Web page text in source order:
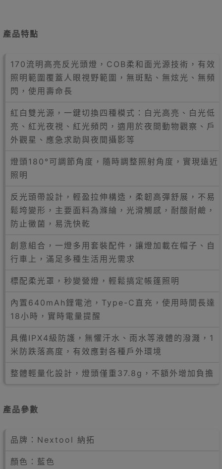
產品特點
170流明高亮反光頭燈，COB柔和面光源技術，有效
照明範圍覆蓋人眼視野範圍，無斑點、無炫光、無頻
閃，使用壽命長
紅白雙光源，一鍵切換四種模式：白光高亮、白光低
亮、紅光夜視、紅光頻閃，適用於夜間動物觀察、戶
外觀星、應急求助與夜間攝影等
燈頭180°可調節角度，隨時調整照射角度，實現遠近
照明
反光頭帶設計，輕盈拉伸構造，柔韌高彈舒展，不易
鬆垮變形，主要面料為滌綸，光滑觸感，耐酸耐鹼，
防止黴菌，易洗快乾
創意組合，一燈多用套裝配件，讓燈加載在帽子、自
行車上，滿足多種生活用光需求
標配柔光罩，秒變營燈，輕鬆搞定帳篷照明
內置640mAh鋰電池，Type-C直充，使用時間長達
18小時，實時電量提醒
具備IPX4級防護，無懼汗水、雨水等液體的潑濺，1
米防跌落高度，有效應對各種戶外環境
整體輕量化設計，燈頭僅重37.8g，不額外增加負擔
產品參數
品牌：Nextool 納拓
顏色：藍色